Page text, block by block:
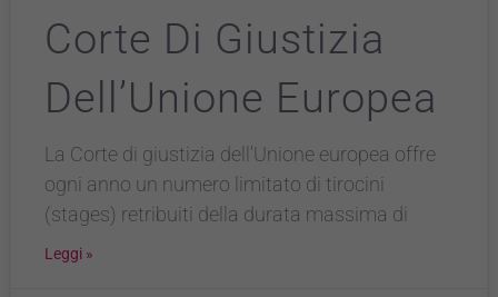
Corte Di Giustizia
Dell’Unione Europea
La Corte di giustizia dell’Unione europea offre
ogni anno un numero limitato di tirocini
(stages) retribuiti della durata massima di
Leggi »